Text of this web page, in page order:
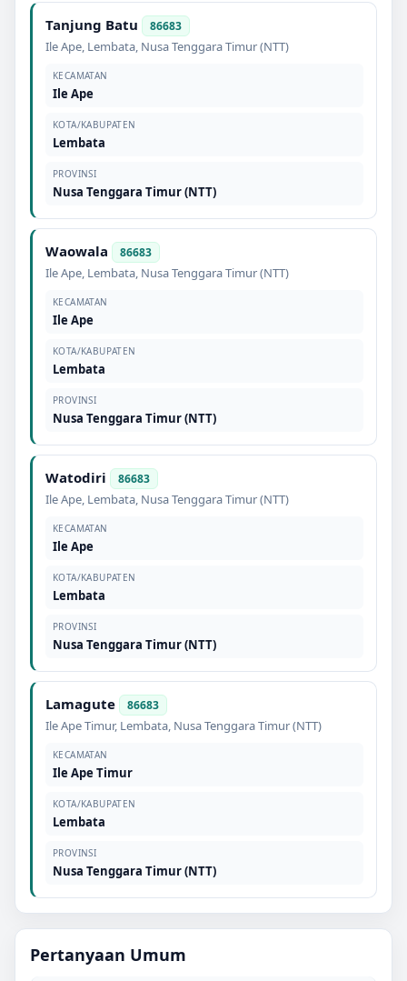
Tanjung Batu 86683
Ile Ape, Lembata, Nusa Tenggara Timur (NTT)
KECAMATAN
Ile Ape
KOTA/KABUPATEN
Lembata
PROVINSI
Nusa Tenggara Timur (NTT)
Waowala 86683
Ile Ape, Lembata, Nusa Tenggara Timur (NTT)
KECAMATAN
Ile Ape
KOTA/KABUPATEN
Lembata
PROVINSI
Nusa Tenggara Timur (NTT)
Watodiri 86683
Ile Ape, Lembata, Nusa Tenggara Timur (NTT)
KECAMATAN
Ile Ape
KOTA/KABUPATEN
Lembata
PROVINSI
Nusa Tenggara Timur (NTT)
Lamagute 86683
Ile Ape Timur, Lembata, Nusa Tenggara Timur (NTT)
KECAMATAN
Ile Ape Timur
KOTA/KABUPATEN
Lembata
PROVINSI
Nusa Tenggara Timur (NTT)
Pertanyaan Umum